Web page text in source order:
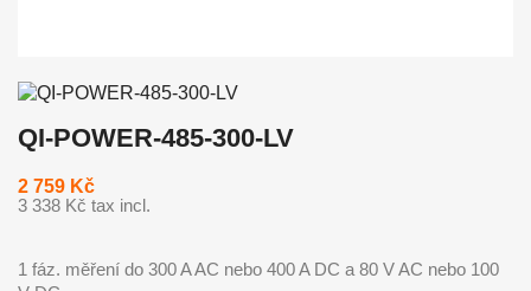
QI-POWER-485-300-LV
2 759 Kč
3 338 Kč tax incl.
1 fáz. měření do 300 A AC nebo 400 A DC a 80 V AC nebo 100